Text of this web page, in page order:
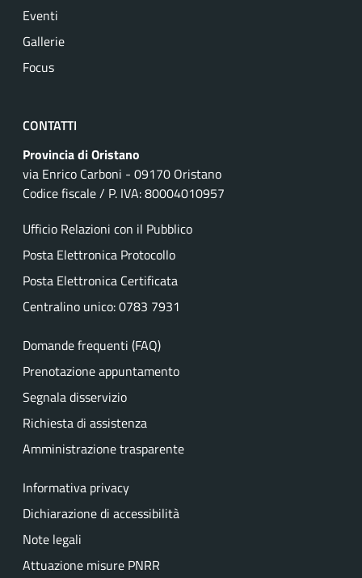
Eventi
Gallerie
Focus
CONTATTI
Provincia di Oristano
via Enrico Carboni - 09170 Oristano
Codice fiscale / P. IVA: 80004010957
Ufficio Relazioni con il Pubblico
Posta Elettronica Protocollo
Posta Elettronica Certificata
Centralino unico: 0783 7931
Domande frequenti (FAQ)
Prenotazione appuntamento
Segnala disservizio
Richiesta di assistenza
Amministrazione trasparente
Informativa privacy
Dichiarazione di accessibilità
Note legali
Attuazione misure PNRR